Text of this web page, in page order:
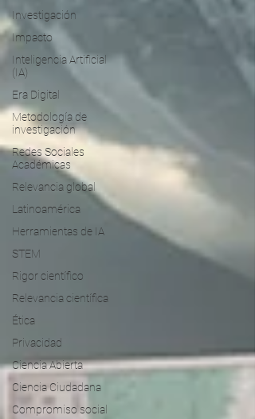
Investigación
Impacto
Inteligencia Artificial
(IA)
Era Digital
Metodología de
investigación
Redes Sociales
Académicas
Relevancia global
Latinoamérica
Herramientas de IA
STEM
Rigor científico
Relevancia científica
Ética
Privacidad
Ciencia Abierta
Ciencia Ciudadana
Compromiso social